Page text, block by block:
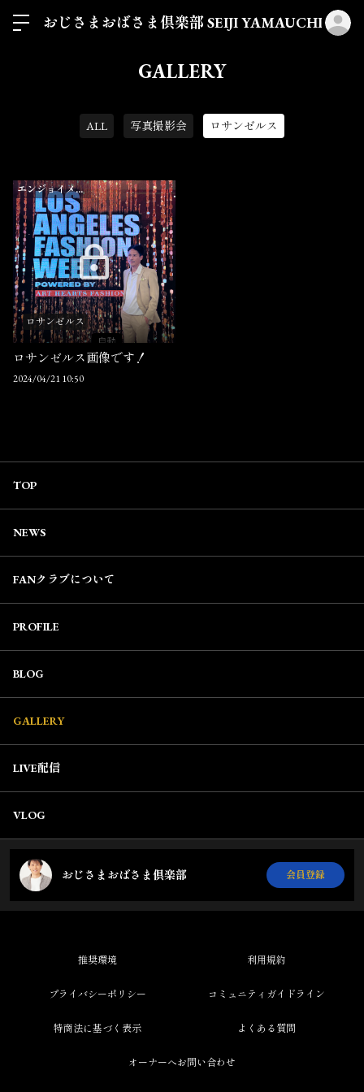
おじさまおばさま倶楽部 SEIJI YAMAUCHI
GALLERY
ALL 写真撮影会 ロサンゼルス
エンジョイメンバー以上
ロサンゼルス
ロサンゼルス画像です！
2024/04/21 10:50
TOP
NEWS
FANクラブについて
PROFILE
BLOG
GALLERY
LIVE配信
VLOG
おじさまおばさま倶楽部 会員登録
推奨環境 利用規約
プライバシーポリシー コミュニティガイドライン
特商法に基づく表示 よくある質問
オーナーへお問い合わせ